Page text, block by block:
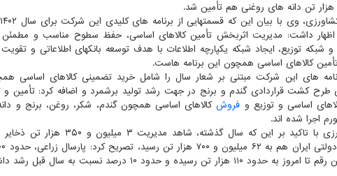
داشت: مدیریت اثربخش تأمین کالاهای اساسی، حفظ سطوح مناسب و مطمئن
شبکه توزیع، ایجاد شبکه یکپارچه اطلاعات با هدف توسعه بانکهای اطلاعاتی و
کالاهای اساسی همچون این برنامه هاست.
های این شرکت مبتنی بر شعار سال را شامل خرید تضمینی کالاهای اساسی
طرح کشت قراردادی گندم و برنج در جهت رشد تولید برشمرد و اضافه کرد: تأمین و
اساسی و توزیع و فروشکالاهای اساسی همچون گندم، شکر، روغن، برنج و
اجرا شده اند.
معاون وزیر جهاد کشاورزی با تاکید بر
رسیده و حدود ۱۰ درصد نسبت به سال قبل رشد داشته است.